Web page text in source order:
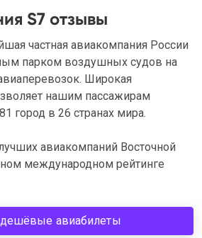
S7 отзывы
частная авиакомпания России
парком воздушных судов на
Широкая
нашим пассажирам
город в 26 странах мира.
авиакомпаний Восточной
международном рейтинге
дешёвые авиабилеты